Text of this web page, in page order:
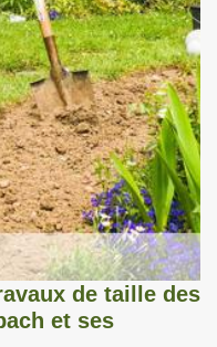
de taille des
et ses